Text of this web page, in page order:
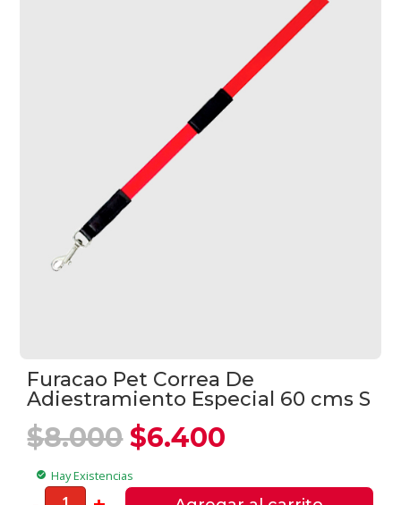
Furacao Pet Correa De
Adiestramiento Especial 60 cms S
$8.000 El
precio
original
era:
$6.400
es:
check_circle Hay Existencias
Furacao